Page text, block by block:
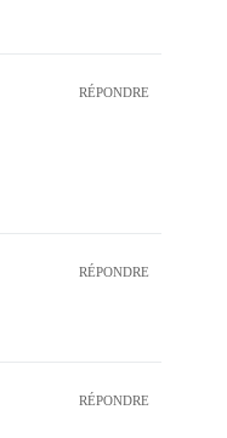
RÉPONDRE
RÉPONDRE
RÉPONDRE